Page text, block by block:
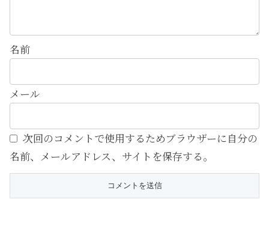
名前
メール
次回のコメントで使用するためブラウザーに自分の
名前、メールアドレス、サイトを保存する。